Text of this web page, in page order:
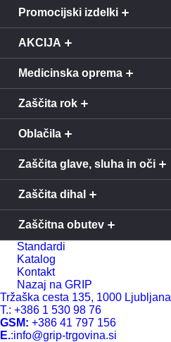
Promocijski izdelki
AKCIJA
Medicinska oprema
Zaščita rok
Oblačila
Zaščita glave, sluha in oči
Zaščita dihal
Zaščitna obutev
Standardi
Katalog
Kontakt
Nazaj na GRIP
Tržaška cesta 135, 1000 Ljubljana
T.: +386 1 530 98 76
GSM: +386 41 797 156
E.:info@grip-trgovina.si